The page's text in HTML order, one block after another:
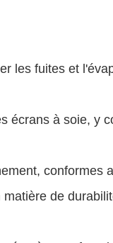
les fuites et
écrans à soie, y
de